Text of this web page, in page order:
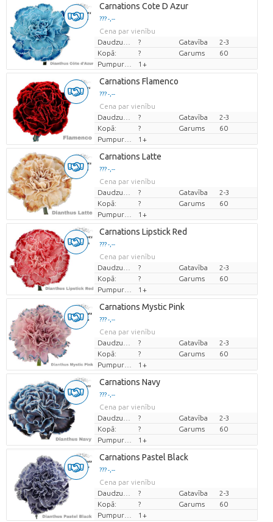
Carnations Cote D Azur
??? -,--
Cena par vienību
? Gatavība
2-3
Kopā:
? Garums
60
Pumpuru skaits
1+
Carnations Flamenco
??? -,--
Cena par vienību
? Gatavība
2-3
Kopā:
? Garums
60
Pumpuru skaits
1+
Carnations Latte
??? -,--
Cena par vienību
? Gatavība
2-3
Kopā:
? Garums
60
Pumpuru skaits
1+
Carnations Lipstick Red
??? -,--
Cena par vienību
? Gatavība
2-3
Kopā:
? Garums
60
Pumpuru skaits
1+
Carnations Mystic Pink
??? -,--
Cena par vienību
? Gatavība
2-3
Kopā:
? Garums
60
Pumpuru skaits
1+
Carnations Navy
??? -,--
Cena par vienību
? Gatavība
2-3
Kopā:
? Garums
60
Pumpuru skaits
1+
Carnations Pastel Black
??? -,--
Cena par vienību
? Gatavība
2-3
Kopā:
? Garums
60
Pumpuru skaits
1+